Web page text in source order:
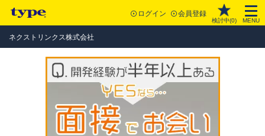
ログイン 会員登録
検討中(0) MENU
ネクストリンクス株式会社